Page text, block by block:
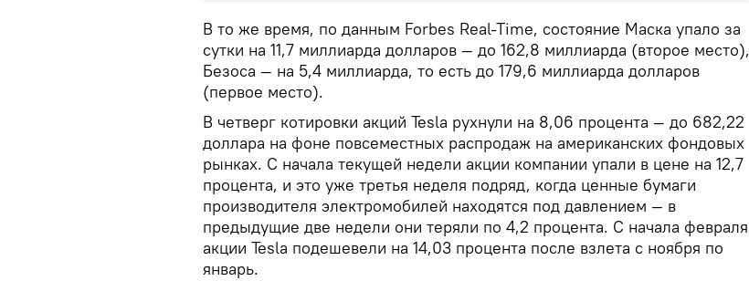
В то же время, по данным Forbes Real-Time, состояние Маска упало за
сутки на 11,7 миллиарда долларов — до 162,8 миллиарда (второе место),
Безоса — на 5,4 миллиарда, то есть до 179,6 миллиарда долларов
(первое место).
В четверг котировки акций Tesla рухнули на 8,06 процента — до 682,22
доллара на фоне повсеместных распродаж на американских фондовых
рынках. С начала текущей недели акции компании упали в цене на 12,7
процента, и это уже третья неделя подряд, когда ценные бумаги
производителя электромобилей находятся под давлением — в
предыдущие две недели они теряли по 4,2 процента. С начала февраля
акции Tesla подешевели на 14,03 процента после взлета с ноября по
январь.